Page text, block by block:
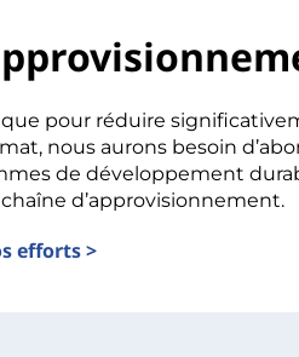
pour réduire
nous aurons besoin
de développement
d’approvisionnement.
efforts >